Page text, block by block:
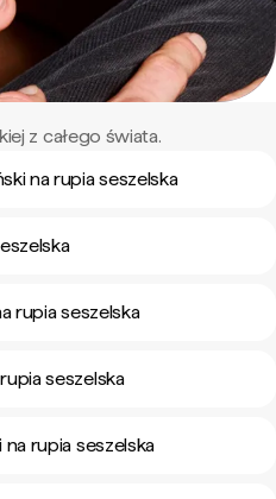
z całego świata.
na rupia seszelska
rupia seszelska
seszelska
rupia seszelska